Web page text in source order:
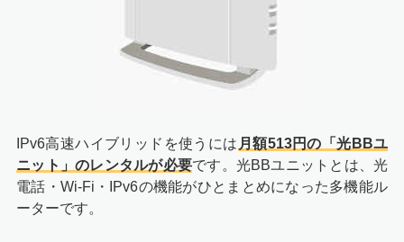
IPv6高速ハイブリッドを使うには 月額513円の「光BBユ
ニット」のレンタルが必要です。光BBユニットとは、光
電話・Wi-Fi・IPv6の機能がひとまとめになった多機能ル
ーターです。